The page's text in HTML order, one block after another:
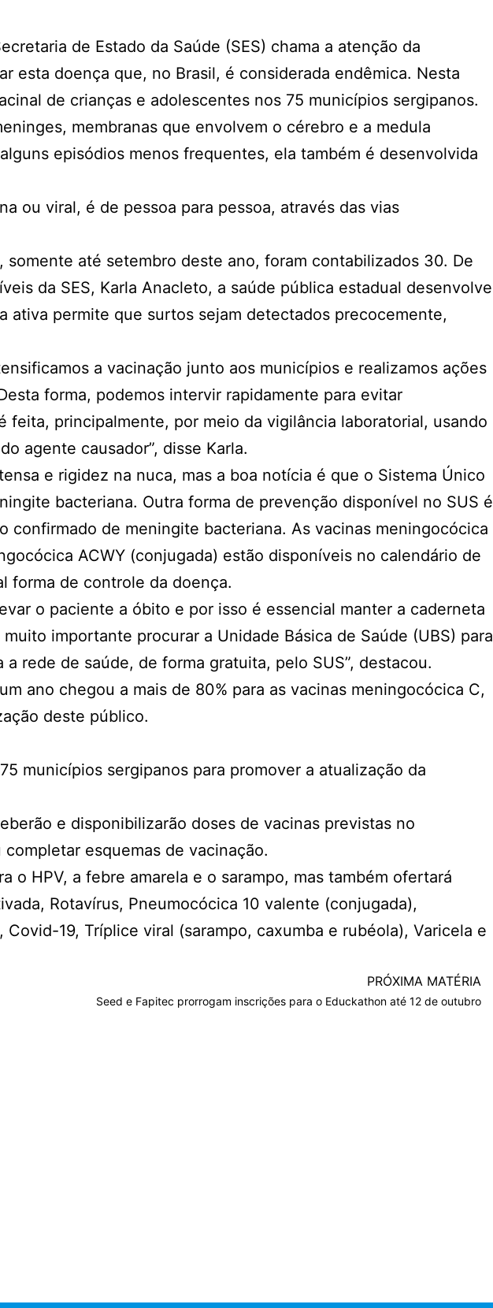
de Estado da Saúde (SES) chama a atenção da
esta doença que, no Brasil, é considerada endêmica. Nesta
de crianças e adolescentes nos 75 municípios sergipanos.
membranas que envolvem o cérebro e a medula
episódios menos frequentes, ela também é desenvolvida
ou viral, é de pessoa para pessoa, através das vias
até setembro deste ano, foram contabilizados 30. De
da SES, Karla Anacleto, a saúde pública estadual desenvolve
ativa permite que surtos sejam detectados precocemente,
a vacinação junto aos municípios e realizamos ações
forma, podemos intervir rapidamente para evitar
principalmente, por meio da vigilância laboratorial, usando
agente causador”, disse Karla.
e rigidez na nuca, mas a boa notícia é que o Sistema Único
bacteriana. Outra forma de prevenção disponível no SUS é
confirmado de meningite bacteriana. As vacinas meningocócica
ACWY (conjugada) estão disponíveis no calendário de
forma de controle da doença.
o paciente a óbito e por isso é essencial manter a caderneta
importante procurar a Unidade Básica de Saúde (UBS) para
rede de saúde, de forma gratuita, pelo SUS”, destacou.
ano chegou a mais de 80% para as vacinas meningocócica C,
deste público.
municípios sergipanos para promover a atualização da
e disponibilizarão doses de vacinas previstas no
completar esquemas de vacinação.
HPV, a febre amarela e o sarampo, mas também ofertará
Rotavírus, Pneumocócica 10 valente (conjugada),
19, Tríplice viral (sarampo, caxumba e rubéola), Varicela e
PRÓXIMA MATÉRIA
Seed e Fapitec prorrogam inscrições para o Educkathon até 12 de outubro